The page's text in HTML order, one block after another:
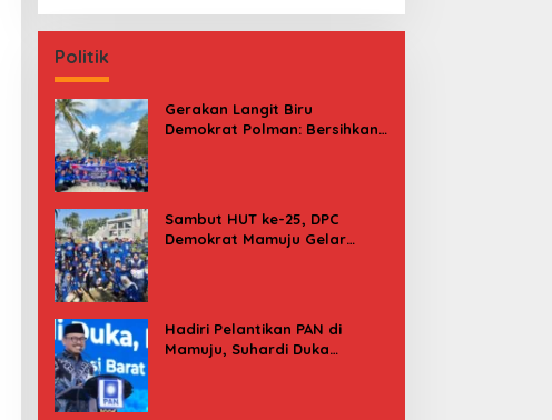
Politik
Gerakan Langit Biru
Demokrat Polman: Bersihkan
Sambut HUT ke-25, DPC
Demokrat Mamuju Gelar
Hadiri Pelantikan PAN di
Mamuju, Suhardi Duka